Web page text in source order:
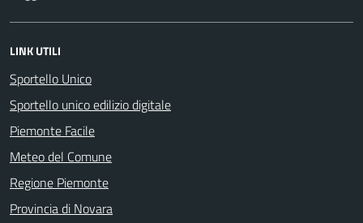
LINK UTILI
Sportello Unico
Sportello unico edilizio digitale
Piemonte Facile
Meteo del Comune
Regione Piemonte
Provincia di Novara